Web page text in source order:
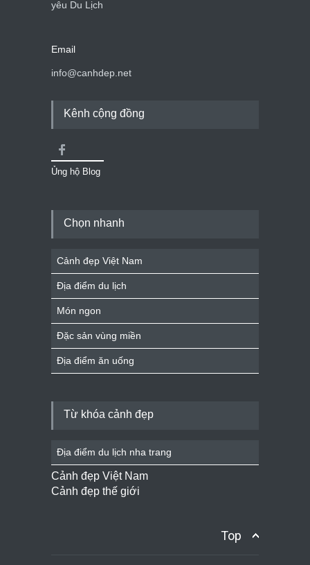
yêu Du Lịch
Email
info@canhdep.net
Kênh cộng đồng
Ủng hộ Blog
Chọn nhanh
Cảnh đẹp Việt Nam
Địa điểm du lịch
Món ngon
Đặc sản vùng miền
Địa điểm ăn uống
Từ khóa cảnh đẹp
Địa điểm du lịch nha trang
Cảnh đẹp Việt Nam
Cảnh đẹp thế giới
Top